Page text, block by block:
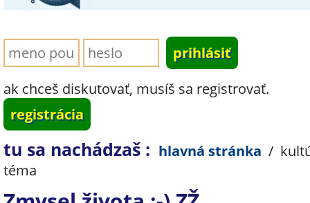
ak chceš diskutovať, musíš sa registrovať.
registrácia
tu sa nachádzaš : hlavná stránka /
téma